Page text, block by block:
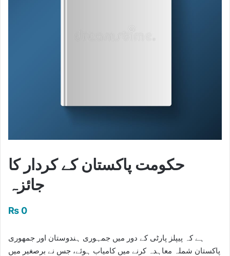
حکومت پاکستان کے کردار کا
جائزہ
₨ 0
ہے کہ پیپلز پارٹی کے دور میں جمہوری ہندوستان اور جمهوری
پاکستان شملہ معاہدہ کرنے میں کامیاب ہوئے، جس نے برصغیر میں